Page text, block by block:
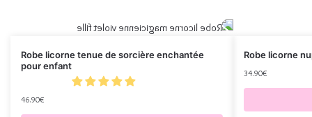
Robe licorne tenue de sorcière enchantée
pour enfant
46.90€
Robe licorne
34.90€